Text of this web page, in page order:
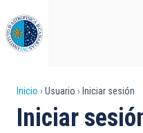
al
contenido
principal
Sobrescribir
enlaces
Inicio Usuario Iniciar sesión
Iniciar